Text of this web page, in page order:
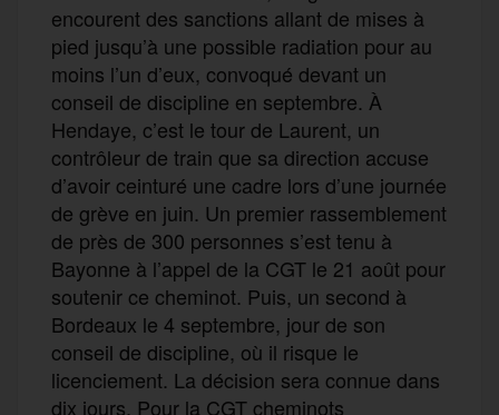
encourent des sanctions allant de mises à
pied jusqu’à une possible radiation pour au
moins l’un d’eux, convoqué devant un
conseil de discipline en septembre. À
Hendaye, c’est le tour de Laurent, un
contrôleur de train que sa direction accuse
d’avoir ceinturé une cadre lors d’une journée
de grève en juin. Un premier rassemblement
de près de 300 personnes s’est tenu à
Bayonne à l’appel de la CGT le 21 août pour
soutenir ce cheminot. Puis, un second à
Bordeaux le 4 septembre, jour de son
conseil de discipline, où il risque le
licenciement. La décision sera connue dans
dix jours. Pour la CGT cheminots